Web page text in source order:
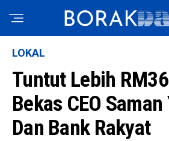
LOKAL
Tuntut Lebih
Bekas CEO Saman
Dan Bank Rakyat